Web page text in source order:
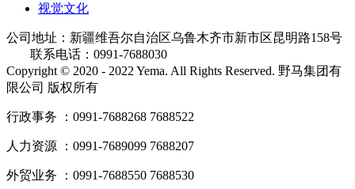
视觉文化
公司地址：新疆维吾尔自治区乌鲁木齐市新市区昆明路158号
联系电话：0991-7688030
Copyright © 2020 - 2022 Yema. All Rights Reserved. 野马集团有
限公司 版权所有
行政事务 ：0991-7688268 7688522
人力资源 ：0991-7689099 7688207
外贸业务 ：0991-7688550 7688530